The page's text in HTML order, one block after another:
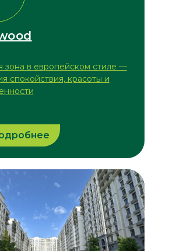
зона в европейском стиле —
спокойствия, красоты и